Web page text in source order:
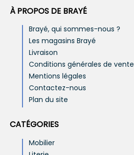
À PROPOS DE BRAYÉ
Brayé, qui sommes-nous ?
Les magasins Brayé
Livraison
Conditions générales de vente
Mentions légales
Contactez-nous
Plan du site
CATÉGORIES
Mobilier